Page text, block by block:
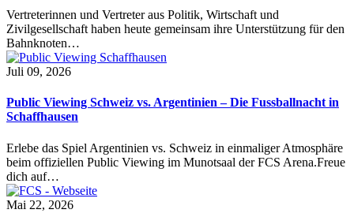
Vertreterinnen und Vertreter aus Politik, Wirtschaft und
Zivilgesellschaft haben heute gemeinsam ihre Unterstützung für den
Bahnknoten…
Juli 09, 2026
Public Viewing Schweiz vs. Argentinien – Die Fussballnacht in
Schaffhausen
Erlebe das Spiel Argentinien vs. Schweiz in einmaliger Atmosphäre
beim offiziellen Public Viewing im Munotsaal der FCS Arena.Freue
dich auf…
Mai 22, 2026